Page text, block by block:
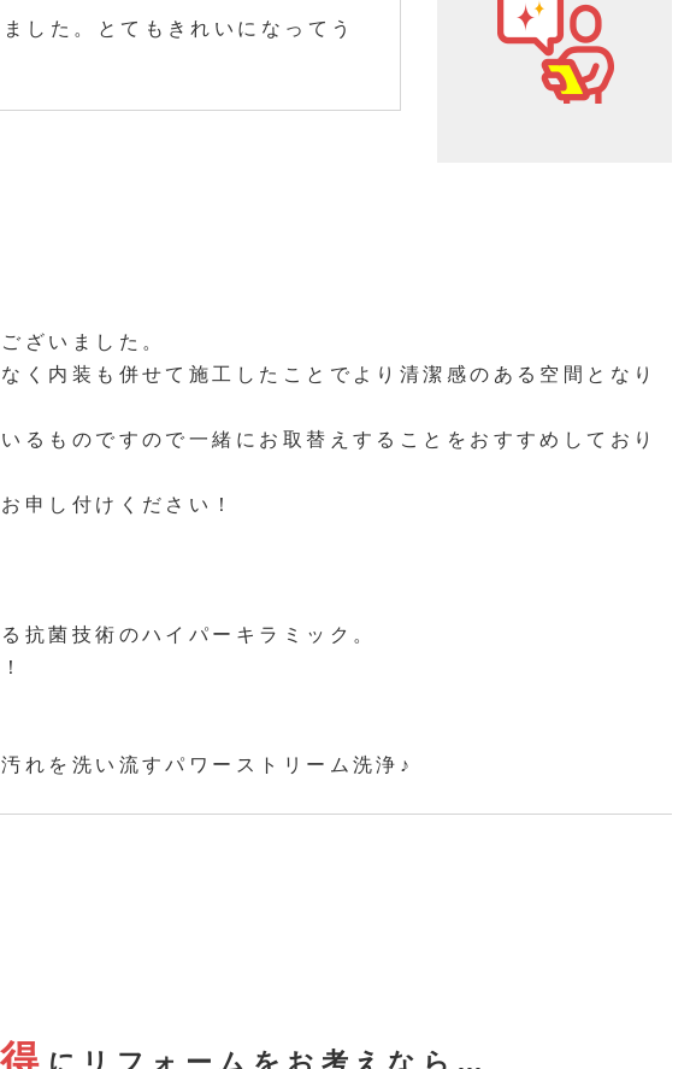
した。とてもきれいになってう
ざいました。
く内装も併せて施工したことでより清潔感のある空間となり
るものですので一緒にお取替えすることをおすすめしており
申し付けください！
抗菌技術のハイパーキラミック。
れを洗い流すパワーストリーム洗浄♪
にリフォームをお考えなら…